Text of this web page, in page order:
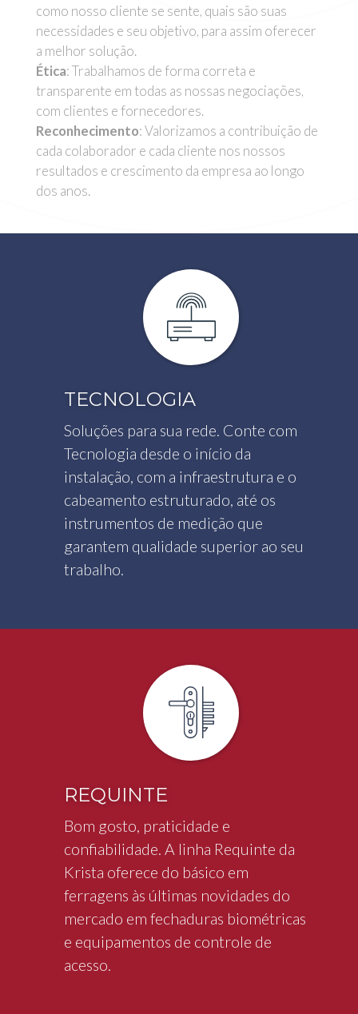
como nosso cliente se sente, quais são suas
necessidades e seu objetivo, para assim oferecer
a melhor solução.
Ética: Trabalhamos de forma correta e
transparente em todas as nossas negociações,
com clientes e fornecedores.
Reconhecimento: Valorizamos a contribuição de
cada colaborador e cada cliente nos nossos
resultados e crescimento da empresa ao longo
dos anos.
TECNOLOGIA
Soluções para sua rede. Conte com
Tecnologia desde o início da
instalação, com a infraestrutura e o
cabeamento estruturado, até os
instrumentos de medição que
garantem qualidade superior ao seu
trabalho.
REQUINTE
Bom gosto, praticidade e
confiabilidade. A linha Requinte da
Krista oferece do básico em
ferragens às últimas novidades do
mercado em fechaduras biométricas
e equipamentos de controle de
acesso.